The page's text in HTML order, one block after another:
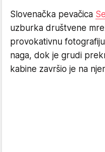
Slovenačka pevačica
uzburka društvene
provokativnu
naga, dok je grudi
kabine završio je na